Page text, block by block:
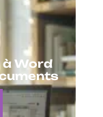
Word